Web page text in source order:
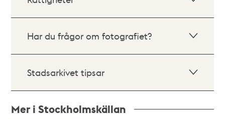
Har du frågor om fotografiet?
Stadsarkivet tipsar
Mer i Stockholmskällan